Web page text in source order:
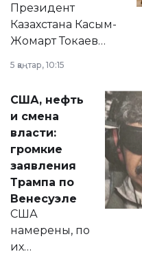
Президент
Казахстана Касым-
Жомарт Токаев
сразу несколько
актуальных тем —
от слухов о
политических
реформах до
вопросов армии,
экономики и
личного здоровья.
5 қаңтар, 10:15
США, нефть
и смена
власти:
громкие
заявления
Трампа по
Венесуэле
США
намерены, по
их